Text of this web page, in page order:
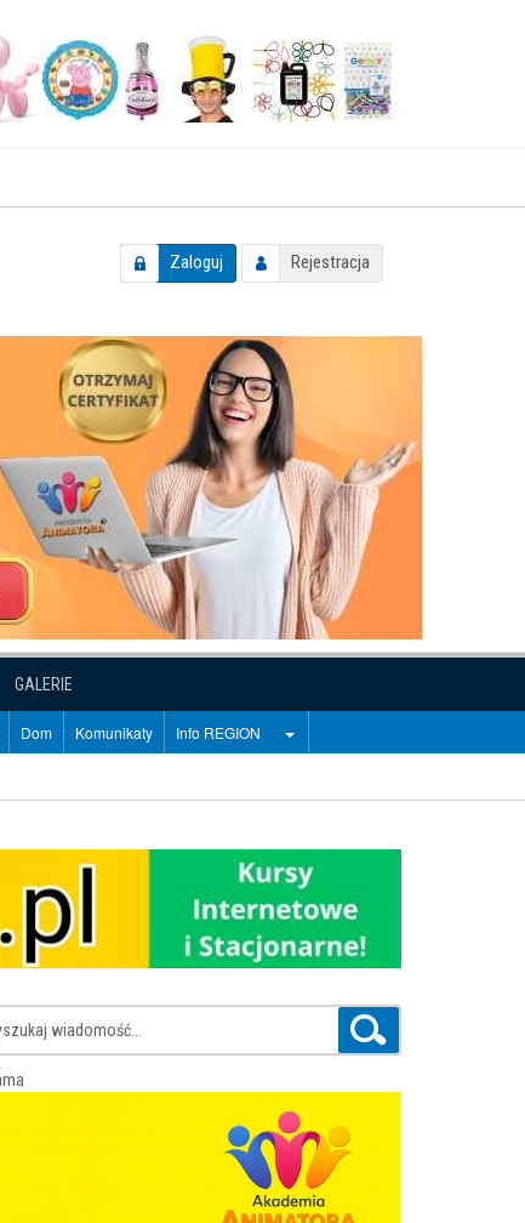
Zaloguj Rejestracja
GALERIE
Dom Komunikaty Info REGION